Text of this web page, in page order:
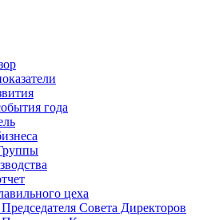
года
цеха
Совета Директоров